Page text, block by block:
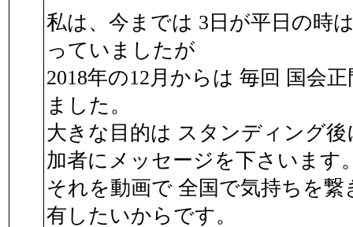
私は、今までは 3日が平日の時
っていましたが
2018年の12月からは 毎回 国会
ました。
大きな目的は スタンディング
加者にメッセージを下さいます
それを動画で 全国で気持ちを
有したいからです。